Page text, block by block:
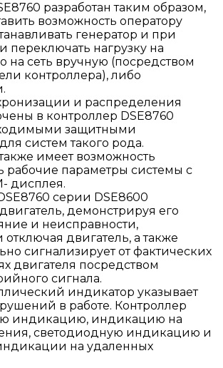
разработан таким образом,
возможность оператору
генератор и при
переключать нагрузку на
на сеть вручную (посредством
контроллера), либо
и распределения
в контроллер DSE8760
защитными
систем такого рода.
имеет возможность
рабочие параметры системы с
дисплея.
серии DSE8600
демонстрируя его
и неисправности,
отключая двигатель, а также
сигнализирует от фактических
двигателя посредством
сигнала.
индикатор указывает
в работе. Контроллер
индикацию, индикацию на
светодиодную индикацию и
на удаленных